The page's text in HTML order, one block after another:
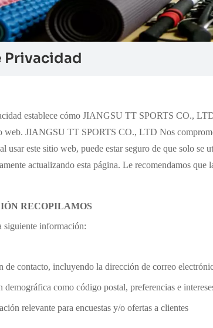
Privacidad
establece cómo JIANGSU TT SPORTS CO.,
web. JIANGSU TT SPORTS CO., LTD Nos
usar este sitio web, puede estar seguro de que solo
actualizando esta página. Le recomendamos
RECOPILAMOS
siguiente información:
de contacto, incluyendo la dirección de correo
demográfica como código postal, preferencias e
relevante para encuestas y/o ofertas a clientes